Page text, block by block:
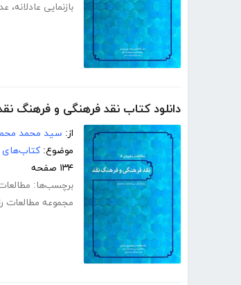
بازنمایی عادلانه،
دانلود کتاب نقد فرهنگی و فرهنگ
از: سید محمد
موضوع: کتاب‌های
۱۳۴ صفحه
برچسب‌ها:
مجموعه مطالعات